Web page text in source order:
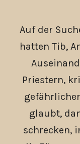
Auf der
hatten Tib,
Priestern,
glaubt,
schrecken,